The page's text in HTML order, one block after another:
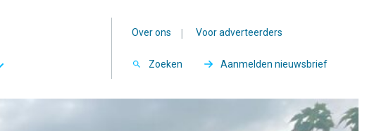
Over ons | Voor adverteerders
Zoeken Aanmelden nieuwsbrief